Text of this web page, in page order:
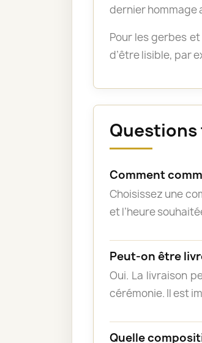
dernier hommage
Pour les gerbes
d’être lisible, par
Questions
Comment
Choisissez une
et l’heure
Peut-on être
Oui. La livraison
cérémonie. Il est
Quelle